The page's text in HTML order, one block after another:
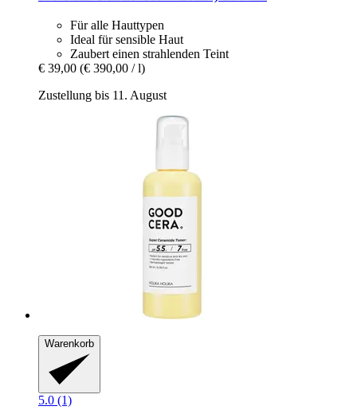
Für alle Hauttypen
Ideal für sensible Haut
Zaubert einen strahlenden Teint
€ 39,00 (€ 390,00 / l)
Zustellung bis 11. August
Warenkorb
5.0 (1)